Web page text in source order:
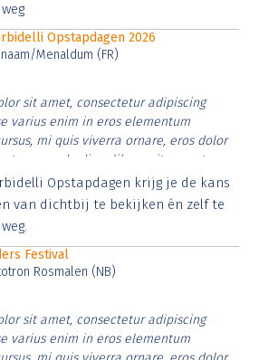
Opstapdagen 2026
Menaldum (FR)
sit amet, consectetur adipiscing
varius enim in eros elementum
mi quis viverra ornare, eros dolor
commodo diam libero vitae erat.
nibh et justo cursus id rutrum lorem
ut sem vitae risus tristique posuere.
Opstapdagen krijg je de kans
van dichtbij te bekijken én zelf te
Festival
Rosmalen (NB)
sit amet, consectetur adipiscing
varius enim in eros elementum